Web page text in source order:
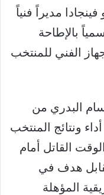
مديراً فنياً
بالإطاحة
الفني للمنتخب
البدري من
ونتائج المنتخب
القاتل أمام
هدف في
المؤهلة